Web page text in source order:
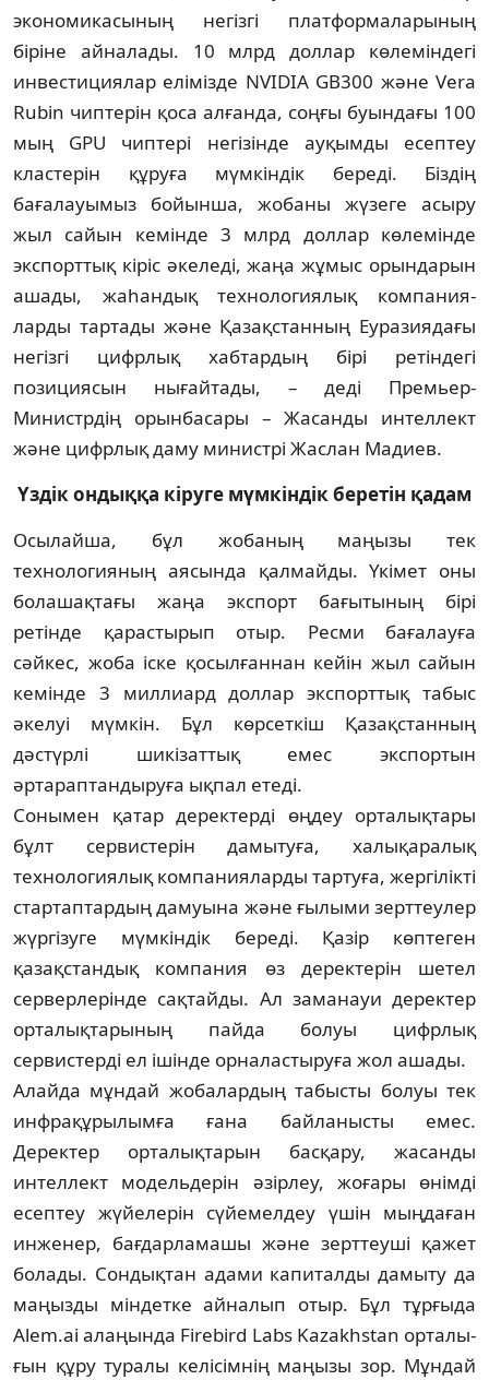
экономикасының негізгі платфор­маларының
біріне айналады. 10 млрд доллар көлеміндегі
инвестициялар елімізде NVIDIA GB300 және Vera
Rubin чиптерін қоса алған­да, соңғы буындағы 100
мың GPU чип­тері негізінде ауқымды есептеу
кластерін құруға мүмкіндік береді. Біздің
бағалауымыз бойынша, жобаны жүзеге асыру
жыл сайын кемінде 3 млрд доллар көлемінде
экспорттық кіріс әкеледі, жаңа жұмыс орындарын
ашады, жаһандық технологиялық компания­
ларды тартады және Қазақстанның Еуразия­дағы
негізгі цифрлық хабтардың бірі ретін­дегі
позициясын нығайтады, – деді Премьер-
Министрдің орынбасары – Жасанды интеллект
және цифрлық даму министрі Жаслан Мадиев.
Үздік ондыққа кіруге мүмкіндік беретін қадам
Осылайша, бұл жобаның маңызы тек
технологияның аясында қалмайды. Үкімет оны
болашақтағы жаңа экспорт бағытының бірі
ретінде қарастырып отыр. Ресми баға­лауға
сәйкес, жоба іске қосылғаннан кейін жыл сайын
кемінде 3 миллиард доллар экс­порттық табыс
әкелуі мүмкін. Бұл көрсеткіш Қазақстанның
дәстүрлі шикізаттық емес экспортын
әртараптандыруға ықпал етеді.
Сонымен қатар деректерді өңдеу орта­лықтары
бұлт сервистерін дамытуға, халық­аралық
технологиялық компанияларды тартуға, жергілікті
стартаптардың дамуына және ғылыми зерттеулер
жүргізуге мүмкіндік береді. Қазір көптеген
қазақстандық компания өз деректерін шетел
серверлерінде сақтайды. Ал заманауи деректер
орталық­тарының пайда болуы цифрлық
сервистерді ел ішінде орналастыруға жол ашады.
Алайда мұндай жобалардың табысты болуы тек
инфрақұрылымға ғана байлан­ысты емес.
Деректер орталықтарын басқару, жасанды
интеллект модельдерін әзірлеу, жоғары өнімді
есептеу жүйелерін сүйемелдеу үшін мыңдаған
инженер, бағдарламашы және зерттеуші қажет
болады. Сондықтан адами капиталды дамыту да
маңызды мін­дет­ке айналып отыр. Бұл тұрғыда
Alem.ai алаңында Firebird Labs Kazakhstan орталы­
ғын құру туралы келісімнің маңызы зор. Мұндай